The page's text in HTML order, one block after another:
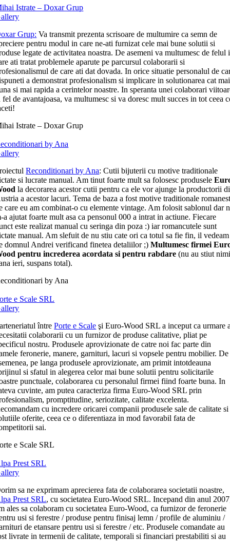
Istrate – Doxar Grup
Grup: Va transmit prezenta scrisoare de multumire ca semn de
pentru modul in care ne-ati furnizat cele mai bune solutii si
legate de activitatea noastra. De asemeni va multumesc de felul
ati tratat problemele aparute pe parcursul colaborarii si
de care ati dat dovada. In orice situatie personalul de
a demonstrat profesionalism si implicare in solutionarea cat mai
si mai rapida a cerintelor noastre. In speranta unei colaborari
fel de avantajoasa, va multumesc si va doresc mult succes in tot ceea
Istrate – Doxar Grup
by Ana
Reconditionari by Ana: Cutii bijuterii cu motive traditionale
si lucrate manual. Am tinut foarte mult sa folosesc produsele
la decorarea acestor cutii pentru ca ele vor ajunge la productorii
a acestor lacuri. Tema de baza a fost motive traditionale
care eu am combinat-o cu elemente vintage. Am folosit sablonul dar
a ajutat foarte mult asa ca pensonul 000 a intrat in actiune. Fiecare
este realizat manual cu seringa din poza :) iar romancutele sunt
manual. Am slefuit de nu stiu cate ori ca totul sa fie fin, il vedeam
domnul Andrei verificand finetea detaliilor ;)Multumesc firmei
pentru increderea acordata si pentru rabdare (nu au stiut
ieri, suspans total).
by Ana
e Scale SRL
întrePorte e Scale şi Euro-Wood SRL a inceput ca urmare
colaborarii cu un furnizor de produse calitative, pliat pe
nostru. Produsele aprovizionate de catre noi fac parte din
feronerie, manere, garnituri, lacuri si vopsele pentru mobilier. De
pe langa produsele aprovizionate, am primit intotdeauna
si sfatul in alegerea celor mai bune solutii pentru solicitarile
punctuale, colaborarea cu personalul firmei fiind foarte buna. In
cuvinte, am putea caracteriza firma Euro-Wood SRL prin
promptitudine, seriozitate, calitate excelenta.
cu incredere oricarei companii produsele sale de calitate si
oferite, ceea ce o diferentiaza in mod favorabil fata de
sai.
e Scale SRL
Prest SRL
sa ne exprimam aprecierea fata de colaborarea societatii noastre,
Prest SRL, cu societatea Euro-Wood SRL. Incepand din anul
ales sa colaboram cu societatea Euro-Wood, ca furnizor de feronerie
usi si ferestre / produse pentru finisaj lemn / profile de aluminiu /
de etansare pentru usi si ferestre / etc. Produsele comandate au
livrate in termenii de calitate, temporali si financiari prestabiliti si au